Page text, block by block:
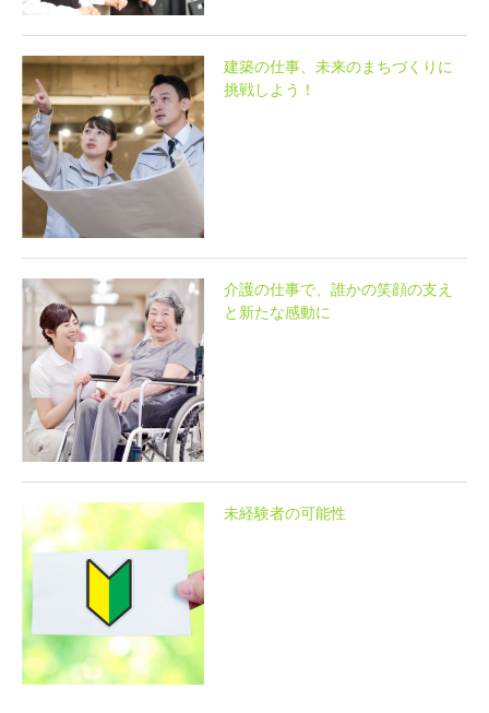
建築の仕事、未来のまちづくりに
挑戦しよう！
介護の仕事で、誰かの笑顔の支え
と新たな感動に
未経験者の可能性